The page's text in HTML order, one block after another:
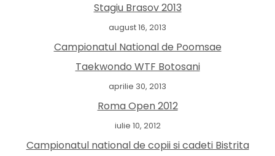
Stagiu Brasov 2013
august 16, 2013
Campionatul National de Poomsae
Taekwondo WTF Botosani
aprilie 30, 2013
Roma Open 2012
iulie 10, 2012
Campionatul national de copii si cadeti Bistrita